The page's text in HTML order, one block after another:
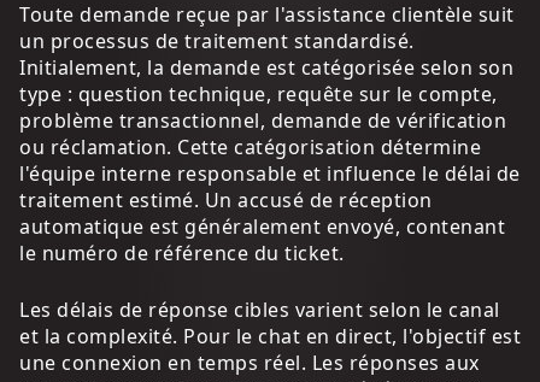
Toute demande reçue par l'assistance clientèle suit
un processus de traitement standardisé.
Initialement, la demande est catégorisée selon son
type : question technique, requête sur le compte,
problème transactionnel, demande de vérification
ou réclamation. Cette catégorisation détermine
l'équipe interne responsable et influence le délai de
traitement estimé. Un accusé de réception
automatique est généralement envoyé, contenant
le numéro de référence du ticket.
Les délais de réponse cibles varient selon le canal
et la complexité. Pour le chat en direct, l'objectif est
une connexion en temps réel. Les réponses aux